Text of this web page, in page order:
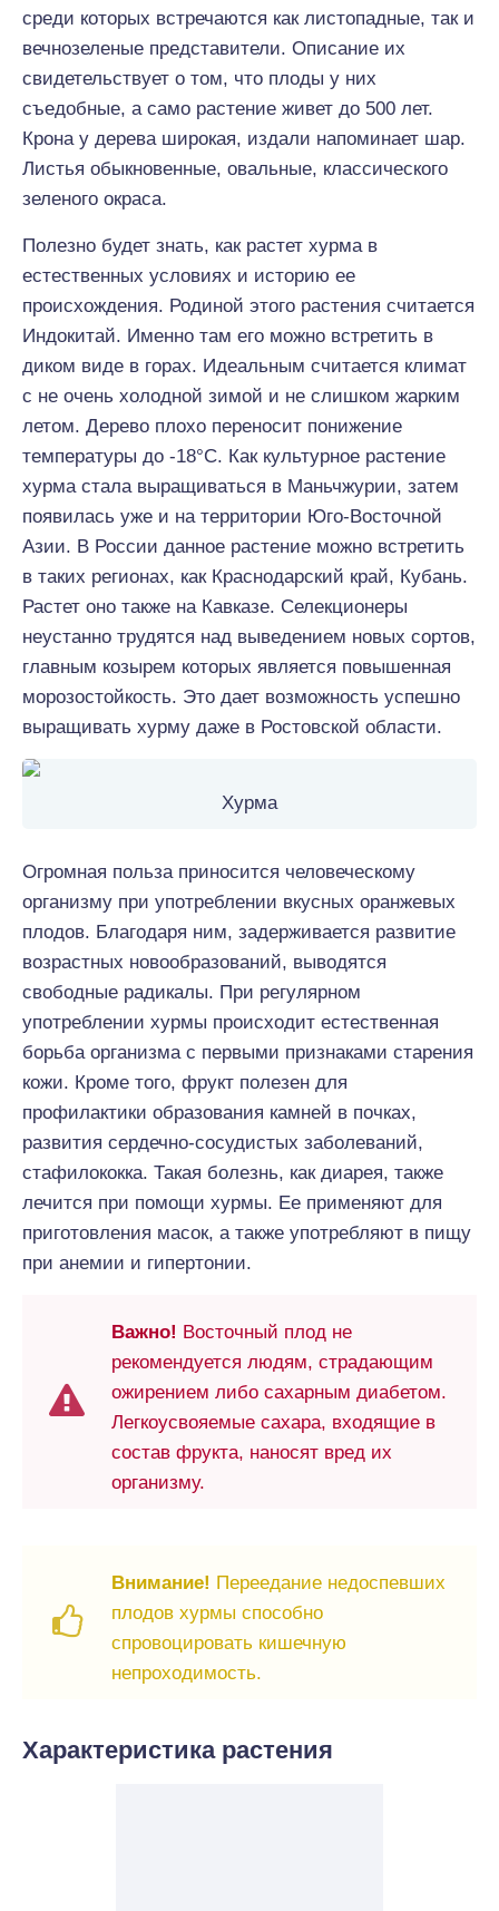
среди которых встречаются как листопадные, так и
вечнозеленые представители. Описание их
свидетельствует о том, что плоды у них
съедобные, а само растение живет до 500 лет.
Крона у дерева широкая, издали напоминает шар.
Листья обыкновенные, овальные, классического
зеленого окраса.
Полезно будет знать, как растет хурма в
естественных условиях и историю ее
происхождения. Родиной этого растения считается
Индокитай. Именно там его можно встретить в
диком виде в горах. Идеальным считается климат
с не очень холодной зимой и не слишком жарким
летом. Дерево плохо переносит понижение
температуры до -18°С. Как культурное растение
хурма стала выращиваться в Маньчжурии, затем
появилась уже и на территории Юго-Восточной
Азии. В России данное растение можно встретить
в таких регионах, как Краснодарский край, Кубань.
Растет оно также на Кавказе. Селекционеры
неустанно трудятся над выведением новых сортов,
главным козырем которых является повышенная
морозостойкость. Это дает возможность успешно
выращивать хурму даже в Ростовской области.
Хурма
Огромная польза приносится человеческому
организму при употреблении вкусных оранжевых
плодов. Благодаря ним, задерживается развитие
возрастных новообразований, выводятся
свободные радикалы. При регулярном
употреблении хурмы происходит естественная
борьба организма с первыми признаками старения
кожи. Кроме того, фрукт полезен для
профилактики образования камней в почках,
развития сердечно-сосудистых заболеваний,
стафилококка. Такая болезнь, как диарея, также
лечится при помощи хурмы. Ее применяют для
приготовления масок, а также употребляют в пищу
при анемии и гипертонии.
Важно! Восточный плод не
рекомендуется людям, страдающим
ожирением либо сахарным диабетом.
Легкоусвояемые сахара, входящие в
состав фрукта, наносят вред их
организму.
Внимание! Переедание недоспевших
плодов хурмы способно
спровоцировать кишечную
непроходимость.
Характеристика растения